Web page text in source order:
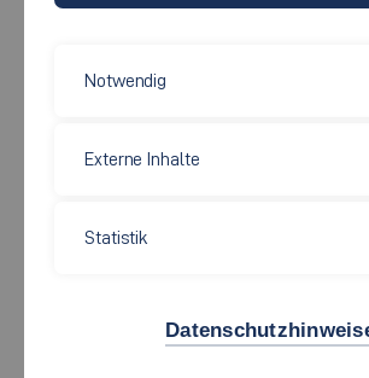
Die Fakultät Maschinen und Systeme
Notwendig
Externe Inhalte
Statistik